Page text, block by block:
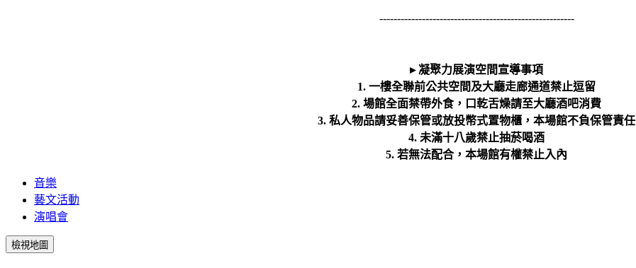
-------------------------------------------------------
▸ 凝聚力展演空間宣導事項
1. 一樓全聯前公共空間及大廳走廊通道禁止逗留
2. 場館全面禁帶外食，口乾舌燥請至大廳酒吧消費
3. 私人物品請妥善保管或放投幣式置物櫃，本場館不負保管責任
4. 未滿十八歲禁止抽菸喝酒
5. 若無法配合，本場館有權禁止入內
音樂
藝文活動
演唱會
檢視地圖